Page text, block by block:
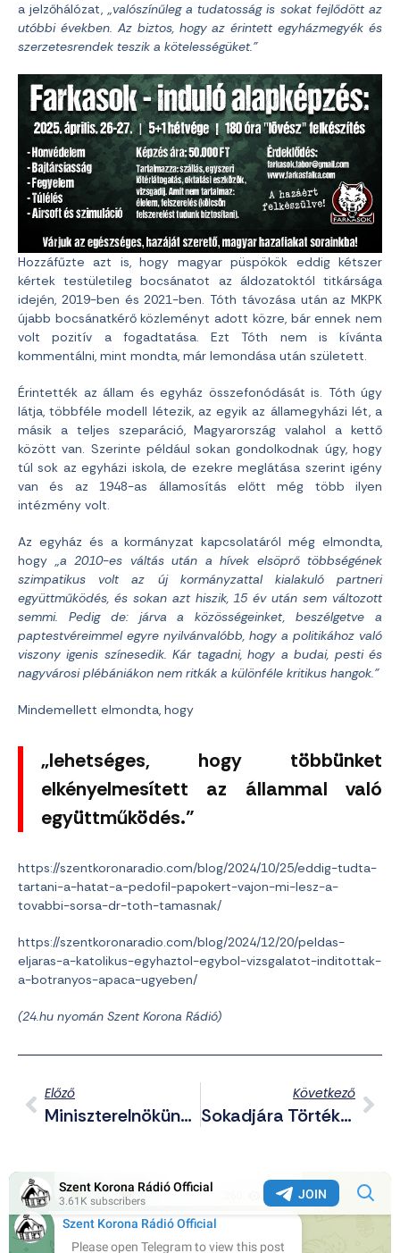
a jelzőhálózat, „valószínűleg a tudatosság is sokat fejlődött az
utóbbi években. Az biztos, hogy az érintett egyházmegyék és
szerzetesrendek teszik a kötelességüket.”
Hozzáfűzte azt is, hogy magyar püspökök eddig kétszer
kértek testületileg bocsánatot az áldozatoktól titkársága
idején, 2019-ben és 2021-ben. Tóth távozása után az MKPK
újabb bocsánatkérő közleményt adott közre, bár ennek nem
volt pozitív a fogadtatása. Ezt Tóth nem is kívánta
kommentálni, mint mondta, már lemondása után született.
Érintették az állam és egyház összefonódását is. Tóth úgy
látja, többféle modell létezik, az egyik az államegyházi lét, a
másik a teljes szeparáció, Magyarország valahol a kettő
között van. Szerinte például sokan gondolkodnak úgy, hogy
túl sok az egyházi iskola, de ezekre meglátása szerint igény
van és az 1948-as államosítás előtt még több ilyen
intézmény volt.
Az egyház és a kormányzat kapcsolatáról még elmondta,
hogy „a 2010-es váltás után a hívek elsöprő többségének
szimpatikus volt az új kormányzattal kialakuló partneri
együttműködés, és sokan azt hiszik, 15 év után sem változott
semmi. Pedig de: járva a közösségeinket, beszélgetve a
paptestvéreimmel egyre nyilvánvalóbb, hogy a politikához való
viszony igenis színesedik. Kár tagadni, hogy a budai, pesti és
nagyvárosi plébániákon nem ritkák a különféle kritikus hangok.”
Mindemellett elmondta, hogy
„lehetséges, hogy többünket
elkényelmesített az állammal való
együttműködés.”
https://szentkoronaradio.com/blog/2024/10/25/eddig-tudta-
tartani-a-hatat-a-pedofil-papokert-vajon-mi-lesz-a-
tovabbi-sorsa-dr-toth-tamasnak/
https://szentkoronaradio.com/blog/2024/12/20/peldas-
eljaras-a-katolikus-egyhaztol-egybol-vizsgalatot-inditottak-
a-botranyos-apaca-ugyeben/
(24.hu nyomán Szent Korona Rádió)
Előző
Miniszterelnökünk Szerint Egy Leszbikus Által Vezetett AFD „a Jövő” – Ilyen Volt Az Orbán-Weidel Találkozó
Következő
Sokadjára Törték Le A Margit Hídi Keresztet – Mi Lenne A Reakció, Ha Zsidó Jelképpel Történne Ugyanez?